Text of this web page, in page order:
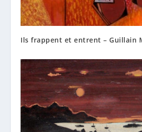
Ils frappent et entrent – Guillain